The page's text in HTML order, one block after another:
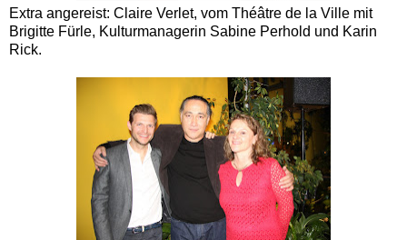
Extra angereist: Claire Verlet, vom Théâtre de la Ville mit
Brigitte Fürle, Kulturmanagerin Sabine Perhold und Karin
Rick.